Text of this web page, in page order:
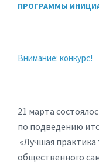
ПРОГРАММЫ
Внимание: конкурс!
21 марта
по подведению
«Лучшая
общественного